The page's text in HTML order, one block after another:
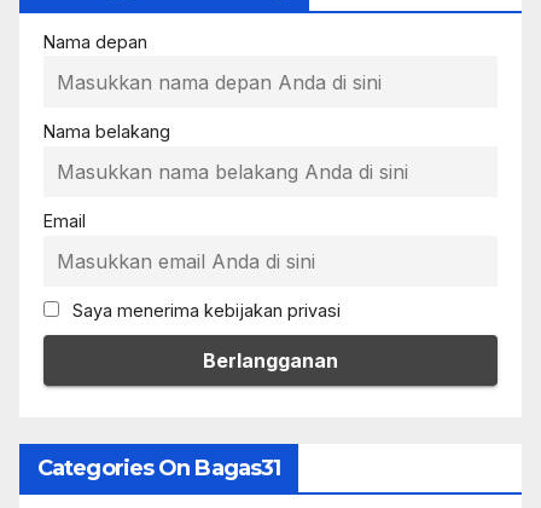
Nama depan
Nama belakang
Email
Saya menerima kebijakan privasi
Categories On Bagas31